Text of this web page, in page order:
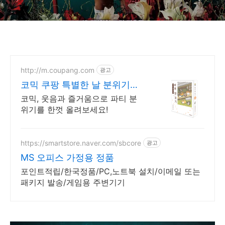
http://m.coupang.com 광고
코믹 쿠팡 특별한 날 분위기
UP
코믹, 웃음과 즐거움으로 파티 분
위기를 한껏 올려보세요!
https://smartstore.naver.com/sbcore 광고
MS 오피스 가정용 정품
포인트적립/한국정품/PC,노트북 설치/이메일 또는
패키지 발송/게임용 주변기기